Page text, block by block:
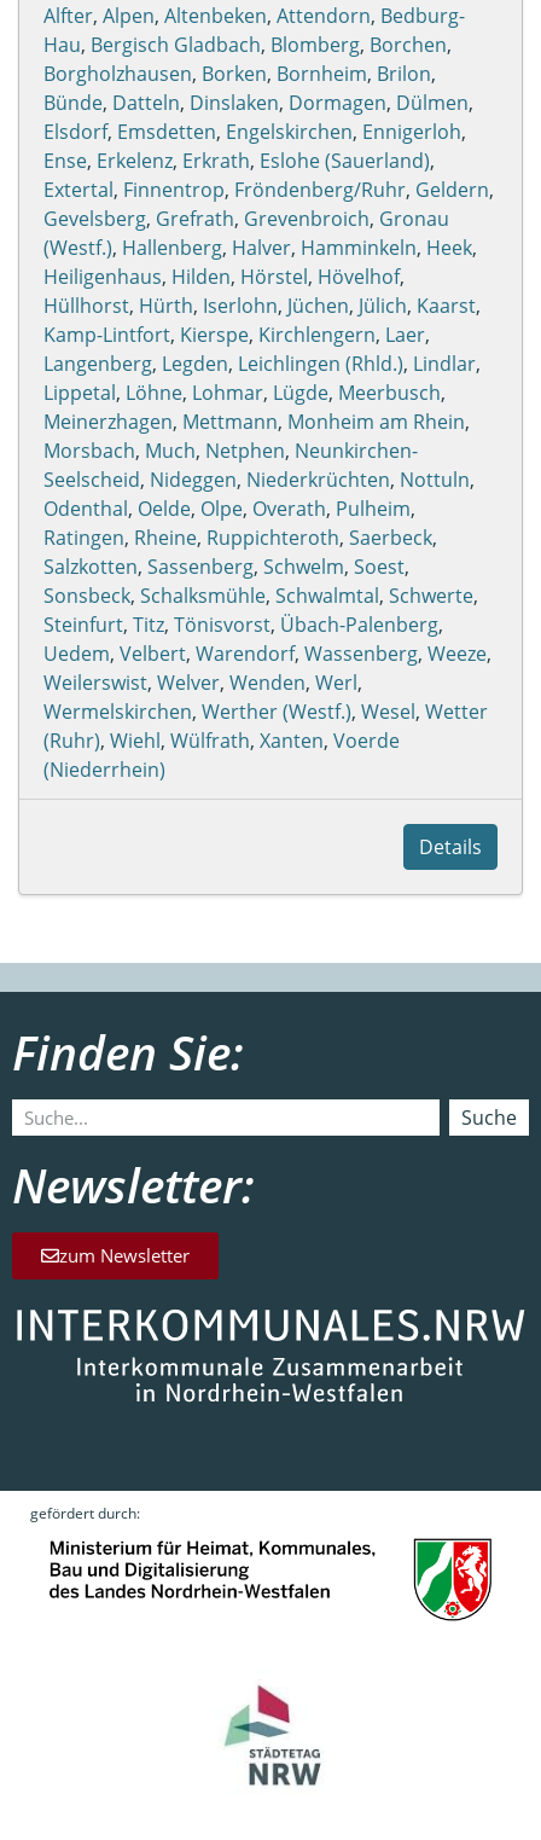
Alfter, Alpen, Altenbeken, Attendorn, Bedburg-
Hau, Bergisch Gladbach, Blomberg, Borchen,
Borgholzhausen, Borken, Bornheim, Brilon,
Bünde, Datteln, Dinslaken, Dormagen, Dülmen,
Elsdorf, Emsdetten, Engelskirchen, Ennigerloh,
Ense, Erkelenz, Erkrath, Eslohe (Sauerland),
Extertal, Finnentrop, Fröndenberg/Ruhr, Geldern,
Gevelsberg, Grefrath, Grevenbroich, Gronau
(Westf.), Hallenberg, Halver, Hamminkeln, Heek,
Heiligenhaus, Hilden, Hörstel, Hövelhof,
Hüllhorst, Hürth, Iserlohn, Jüchen, Jülich, Kaarst,
Kamp-Lintfort, Kierspe, Kirchlengern, Laer,
Langenberg, Legden, Leichlingen (Rhld.), Lindlar,
Lippetal, Löhne, Lohmar, Lügde, Meerbusch,
Meinerzhagen, Mettmann, Monheim am Rhein,
Morsbach, Much, Netphen, Neunkirchen-
Seelscheid, Nideggen, Niederkrüchten, Nottuln,
Odenthal, Oelde, Olpe, Overath, Pulheim,
Ratingen, Rheine, Ruppichteroth, Saerbeck,
Salzkotten, Sassenberg, Schwelm, Soest,
Sonsbeck, Schalksmühle, Schwalmtal, Schwerte,
Steinfurt, Titz, Tönisvorst, Übach-Palenberg,
Uedem, Velbert, Warendorf, Wassenberg, Weeze,
Weilerswist, Welver, Wenden, Werl,
Wermelskirchen, Werther (Westf.), Wesel, Wetter
(Ruhr), Wiehl, Wülfrath, Xanten, Voerde
(Niederrhein)
Details
Finden Sie:
Suche
Newsletter:
zum Newsletter
gefördert durch: